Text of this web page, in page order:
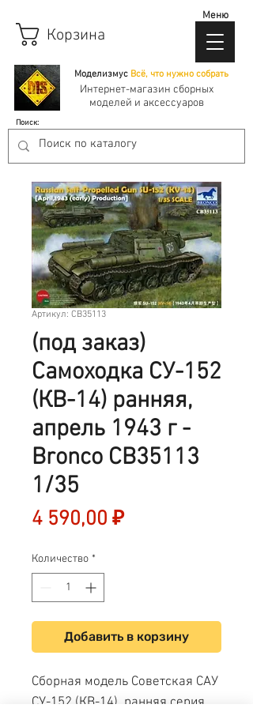
Моделизмус Всё, что нужно собрать
Корзина
Интернет-магазин сборных
моделей и аксессуаров
Поиск:
Меню
Артикул: CB35113
(под заказ)
Самоходка СУ-152
(КВ-14) ранняя,
апрель 1943 г -
Bronco CB35113
1/35
4 590,00 ₽Цена
Количество *
Добавить в корзину
Сборная модель Советская САУ
СУ-152 (КВ-14), ранняя серия,